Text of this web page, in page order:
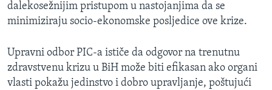
dalekosežnijim pristupom u nastojanjima da se
minimiziraju socio-ekonomske posljedice ove krize.
Upravni odbor PIC-a ističe da odgovor na trenutnu
zdravstvenu krizu u BiH može biti efikasan ako organi
vlasti pokažu jedinstvo i dobro upravljanje, poštujući